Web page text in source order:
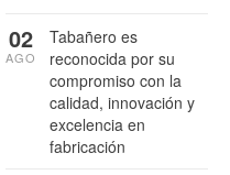
Tabañero es
reconocida por su
compromiso con la
calidad, innovación y
excelencia en
fabricación
02
AGO